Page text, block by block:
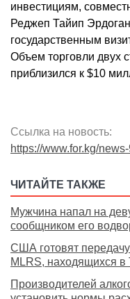
инвестициям,
Реджеп Тайип
государственным
Объем торговли двух
приблизился к $10
Ссылка на новость:
https://www.for.kg/
ЧИТАЙТЕ ТАКЖЕ
Мужчина напал на
сообщником его
США готовят
MLRS, находящихся в
Производителей